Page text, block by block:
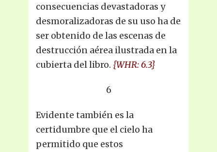
consecuencias devastadoras y
desmoralizadoras de su uso ha de
ser obtenido de las escenas de
destrucción aérea ilustrada en la
cubierta del libro. {WHR: 6.3}
6
Evidente también es la
certidumbre que el cielo ha
permitido que estos